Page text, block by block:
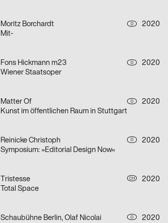
Moritz Borchardt D
2020
Mit-
Fons Hickmann m23 D
2020
Wiener Staatsoper
Matter Of D
2020
Kunst im öffentlichen Raum in Stuttgart
Reinicke Christoph D
2020
Symposium: »Editorial Design Now«
Tristesse CH
2020
Total Space
Schaubühne Berlin, Olaf Nicolai D
2020